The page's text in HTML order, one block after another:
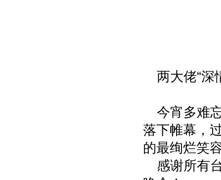
两大佬“深
今宵多难
落下帷幕，
的最绚烂笑
感谢所有